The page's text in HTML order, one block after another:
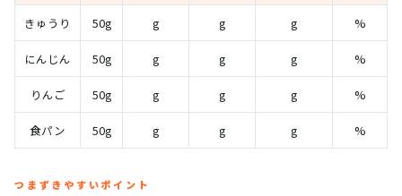
きゅうり 50g g g g %
にんじん 50g g g g %
りんご 50g g g g %
食パン 50g g g g %
つまずきやすいポイント